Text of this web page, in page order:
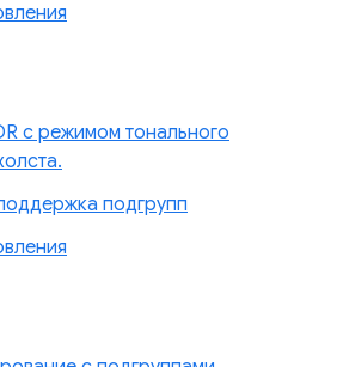
с режимом тонального
подгрупп